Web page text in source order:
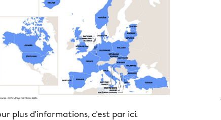
plus d'informations, c'est par ici.